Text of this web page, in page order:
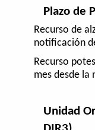
Plazo de
Recurso de
notificación
Recurso
mes desde
Unidad